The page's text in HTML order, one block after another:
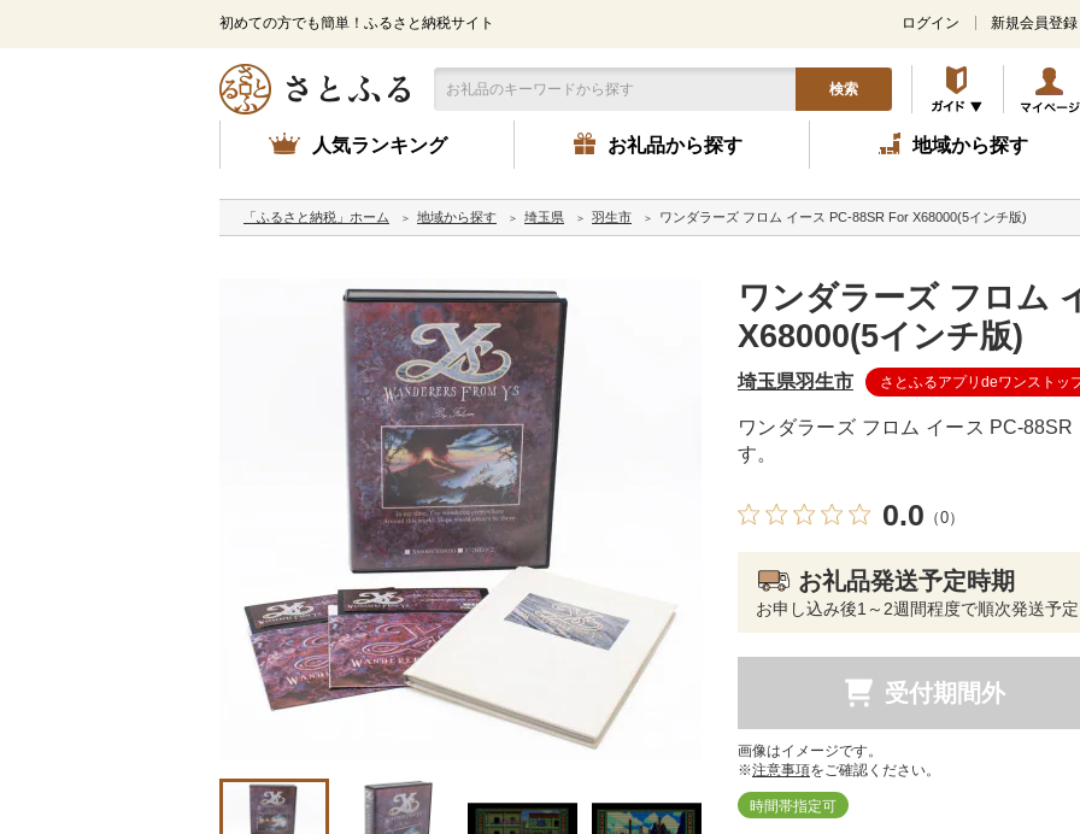
初めての方でも簡単！ふるさと納税サイト ログイン 新規会員登録
検索
人気ランキング お礼品から探す 地域から探す
「ふるさと納税」ホーム 地域から探す 埼玉県 羽生市 ワンダラーズ フロム イース PC-88SR For X68000(5インチ版)
ワンダラーズ フロム
X68000(5インチ版)
埼玉県羽生市 さとふるアプリdeワンストッ
ワンダラーズ フロム イース PC-
す。
0.0 （0）
お礼品発送予定時期
お申し込み後1～2週間程度で順次発送予
受付期間外
画像はイメージです。
※注意事項をご確認ください。
時間帯指定可